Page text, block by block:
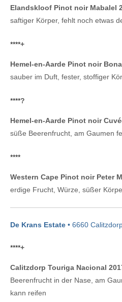
Elandskloof Pinot noir Mabalel
saftiger Körper, fehlt noch etwas
****+
Hemel-en-Aarde Pinot noir
sauber im Duft, fester, stoffiger
****?
Hemel-en-Aarde Pinot noir
süße Beerenfrucht, am Gaumen
****
Western Cape Pinot noir Peter
erdige Frucht, Würze, süßer
De Krans Estate • 6660
****+
Calitzdorp Touriga Nacional
Beerenfrucht in der Nase, am
kann reifen